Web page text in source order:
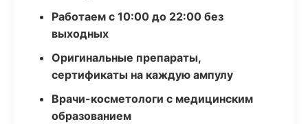
Работаем с 10:00 до 22:00 без
выходных
Оригинальные препараты,
сертификаты на каждую ампулу
Врачи-косметологи с медицинским
образованием